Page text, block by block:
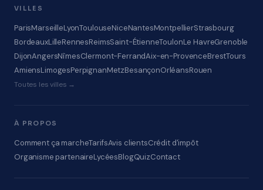
VILLES
ParisMarseilleLyonToulouseNiceNantesMontpellierStrasbourg
BordeauxLilleRennesReimsSaint-ÉtienneToulonLe HavreGrenoble
DijonAngersNîmesClermont-FerrandAix-en-ProvenceBrestTours
AmiensLimogesPerpignanMetzBesançonOrléansRouen
Toutes les villes →
À PROPOS
Comment ça marcheTarifsAvis clientsCrédit d'impôt
Organisme partenaireLycéesBlogQuizContact